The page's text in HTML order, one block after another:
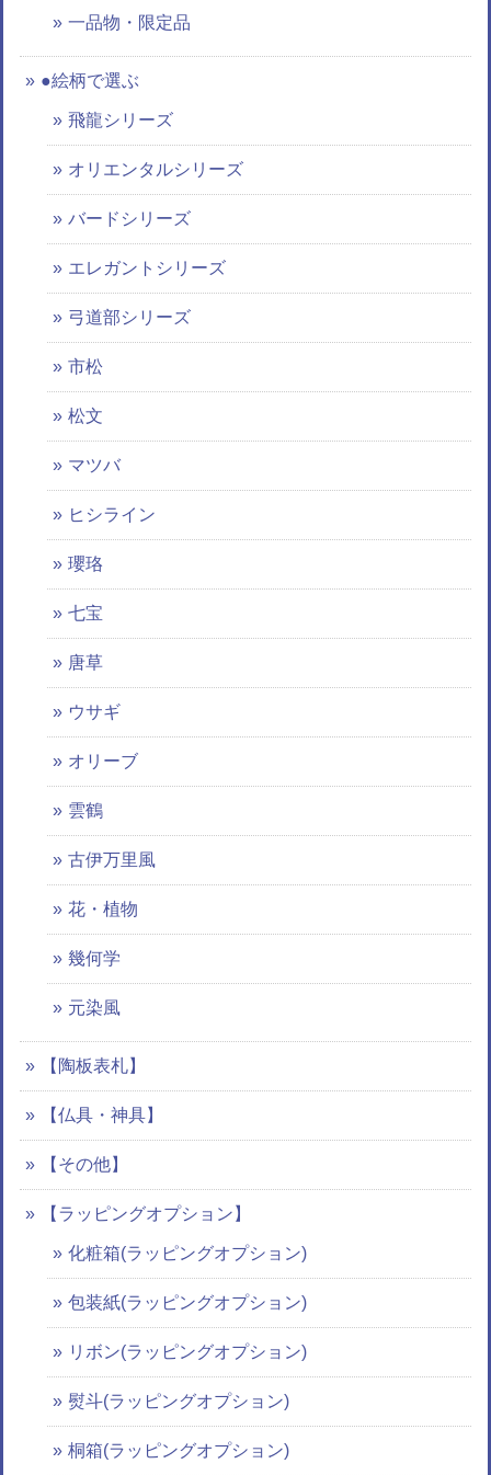
一品物・限定品
●絵柄で選ぶ
飛龍シリーズ
オリエンタルシリーズ
バードシリーズ
エレガントシリーズ
弓道部シリーズ
市松
松文
マツバ
ヒシライン
瓔珞
七宝
唐草
ウサギ
オリーブ
雲鶴
古伊万里風
花・植物
幾何学
元染風
【陶板表札】
【仏具・神具】
【その他】
【ラッピングオプション】
化粧箱(ラッピングオプション)
包装紙(ラッピングオプション)
リボン(ラッピングオプション)
熨斗(ラッピングオプション)
桐箱(ラッピングオプション)